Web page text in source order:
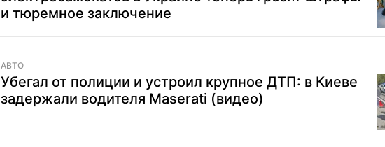
и тюремное заключение
АВТО
Убегал от полиции и устроил крупное ДТП: в Киеве
задержали водителя Maserati (видео)